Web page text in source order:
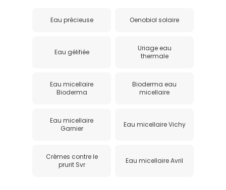
Eau précieuse Oenobiol solaire
Eau gélifiée
Uriage eau
thermale
Eau micellaire
Bioderma
Bioderma eau
micellaire
Eau micellaire
Garnier
Eau micellaire Vichy
Crèmes contre le
prurit Svr
Eau micellaire Avril